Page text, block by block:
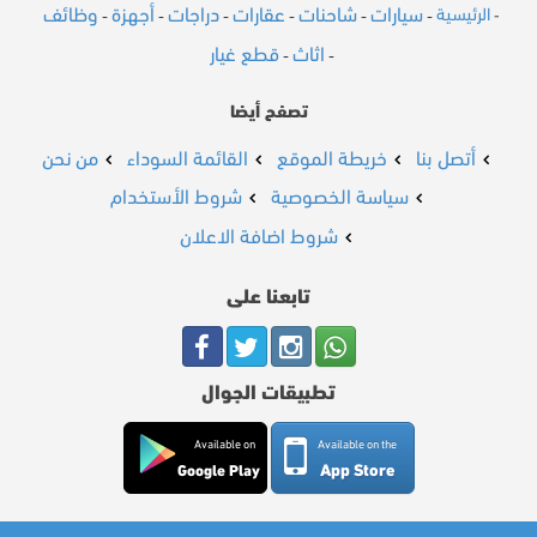
- الرئيسية - سيارات - شاحنات - عقارات - دراجات - أجهزة - وظائف
- اثاث -قطع غيار
تصفح أيضا
أتصل بنا خريطة الموقع القائمة السوداء
من نحن
سياسة الخصوصية
شروط الأستخدام
شروط اضافة الاعلان
تابعنا على
تطبيقات الجوال
Available on the
App Store
Available on
Google Play